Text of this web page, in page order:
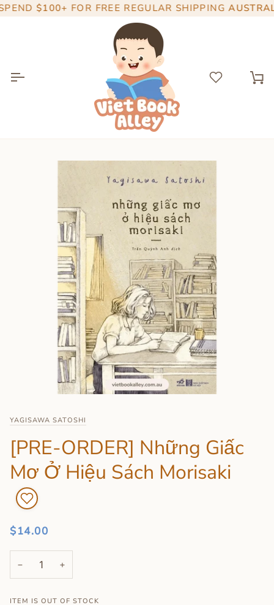
Skip
to
$100+FOR FREE REGULAR SHIPPINGAUSTRALIA
YAGISAWA SATOSHI
[PRE-ORDER] Những Giấc
Mơ Ở Hiệu Sách Morisaki
$14.00
− +
ITEM IS OUT OF STOCK